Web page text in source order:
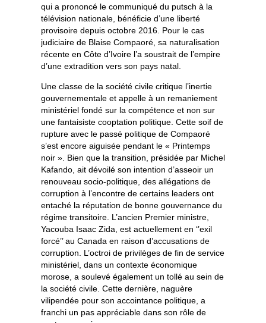
qui a prononcé le communiqué du putsch à la
télévision nationale, bénéficie d’une liberté
provisoire depuis octobre 2016. Pour le cas
judiciaire de Blaise Compaoré, sa naturalisation
récente en Côte d’Ivoire l’a soustrait de l’empire
d’une extradition vers son pays natal.
Une classe de la société civile critique l’inertie
gouvernementale et appelle à un remaniement
ministériel fondé sur la compétence et non sur
une fantaisiste cooptation politique. Cette soif de
rupture avec le passé politique de Compaoré
s’est encore aiguisée pendant le « Printemps
noir ». Bien que la transition, présidée par Michel
Kafando, ait dévoilé son intention d’asseoir un
renouveau socio-politique, des allégations de
corruption à l’encontre de certains leaders ont
entaché la réputation de bonne gouvernance du
régime transitoire. L’ancien Premier ministre,
Yacouba Isaac Zida, est actuellement en ‘’exil
forcé’’ au Canada en raison d’accusations de
corruption. L’octroi de privilèges de fin de service
ministériel, dans un contexte économique
morose, a soulevé également un tollé au sein de
la société civile. Cette dernière, naguère
vilipendée pour son accointance politique, a
franchi un pas appréciable dans son rôle de